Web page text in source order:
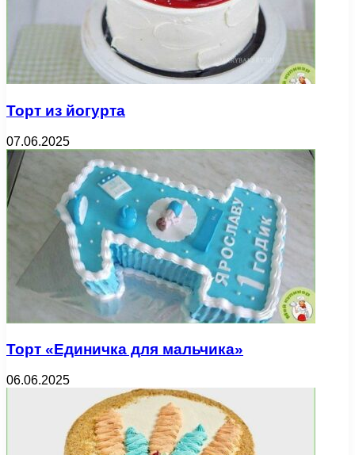
Торт из йогурта
07.06.2025
Торт «Единичка для мальчика»
06.06.2025